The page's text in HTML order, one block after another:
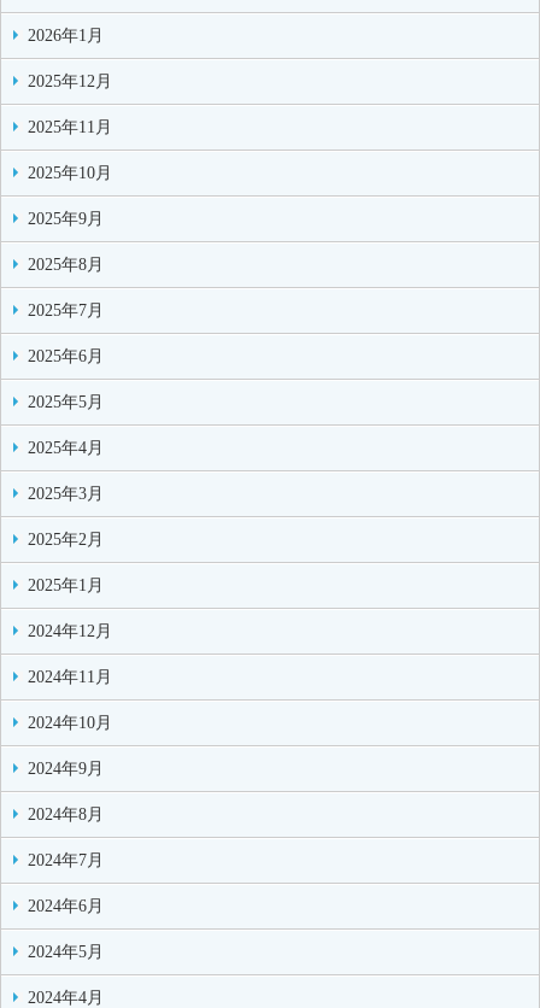
2026年1月
2025年12月
2025年11月
2025年10月
2025年9月
2025年8月
2025年7月
2025年6月
2025年5月
2025年4月
2025年3月
2025年2月
2025年1月
2024年12月
2024年11月
2024年10月
2024年9月
2024年8月
2024年7月
2024年6月
2024年5月
2024年4月